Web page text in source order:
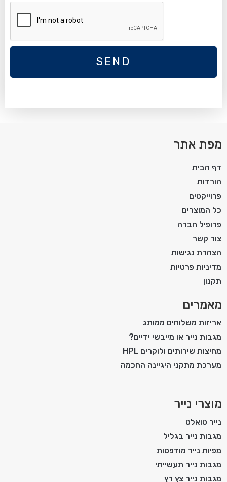
SEND
מפת אתר
דף הבית
הורדות
פרוייקטים
כל המוצרים
פרופיל חברה
צור קשר
הצהרת נגישות
מדיניות פרטיות
תקנון
מאמרים
אריזות משלוחים ממותג
מגבות נייר או מייבשי ידיים?
מחיצות שירותים ולוקרים HPL
מערכת מתקני היגיינה החכמה
מוצרי נייר
נייר טואלט
מגבות נייר בגליל
מפיות נייר מודפסות
מגבות נייר תעשייתי
מגבות נייר צץ רץ